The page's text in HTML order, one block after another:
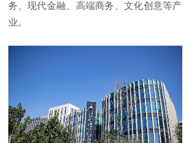
务、现代金融、高端商务、文化创意等产
业。